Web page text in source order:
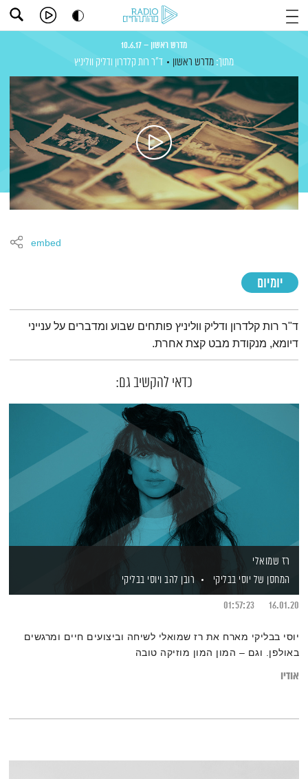
מדרש ראשון – 10.6.17
מתוך: מדרש ראשון ד"ר רות קלדרון ודליק ווליניץ
יומיום
embed
תמצית הפודקאסט
ד"ר רות קלדרון ודליק ווליניץ פותחים שבוע ומדברים על ענייני
דיומא, מנקודת מבט קצת אחרת.
כדאי להקשיב גם:
רז שמואלי
המחסן של יוסי בבליקי
רובן להב ויוסי בבליקי
16.01.20
01:57:23
יוסי בבליקי מארח את רז שמואלי לשיחה וביצועים חיים ומרגשים
באולפן. וגם – המון המון מוזיקה טובה
אודיו